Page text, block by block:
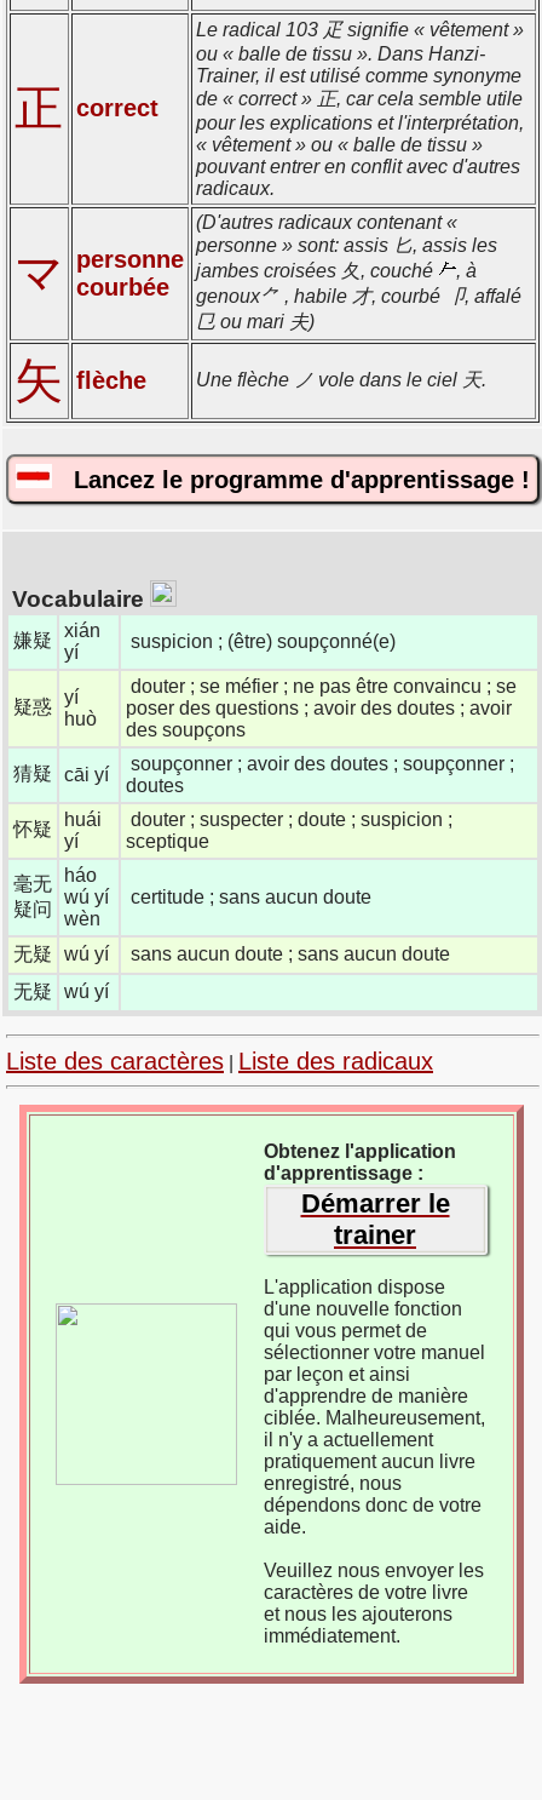
正 correct
Le radical 103 疋 signifie « vêtement »
ou « balle de tissu ». Dans Hanzi-
Trainer, il est utilisé comme synonyme
de « correct » 正, car cela semble utile
pour les explications et l'interprétation,
« vêtement » ou « balle de tissu »
pouvant entrer en conflit avec d'autres
radicaux.
マ
personne
courbée
(D'autres radicaux contenant «
personne » sont: assis 匕, assis les
jambes croisées 夂, couché
, à
genoux⺈ , habile 才, courbé 卩, affalé
㔾 ou mari 夫)
矢 flèche Une flèche ノ vole dans le ciel 天.
Lancez le programme d'apprentissage !
Vocabulaire
嫌疑
xián
yí
suspicion ; (être) soupçonné(e)
疑惑 yí
huò
douter ; se méfier ; ne pas être convaincu ; se
poser des questions ; avoir des doutes ; avoir
des soupçons
猜疑 cāi yí
soupçonner ; avoir des doutes ; soupçonner ;
doutes
怀疑
huái
yí
douter ; suspecter ; doute ; suspicion ;
sceptique
毫无
疑问
háo
wú yí
wèn
certitude ; sans aucun doute
无疑 wú yí
sans aucun doute ; sans aucun doute
无疑
wú yí
Liste des caractères Liste des radicaux
Obtenez l'application
d'apprentissage :
Démarrer le
trainer
L'application dispose
d'une nouvelle fonction
qui vous permet de
sélectionner votre manuel
par leçon et ainsi
d'apprendre de manière
ciblée. Malheureusement,
il n'y a actuellement
pratiquement aucun livre
enregistré, nous
dépendons donc de votre
aide.
Veuillez nous envoyer les
caractères de votre livre
et nous les ajouterons
immédiatement.